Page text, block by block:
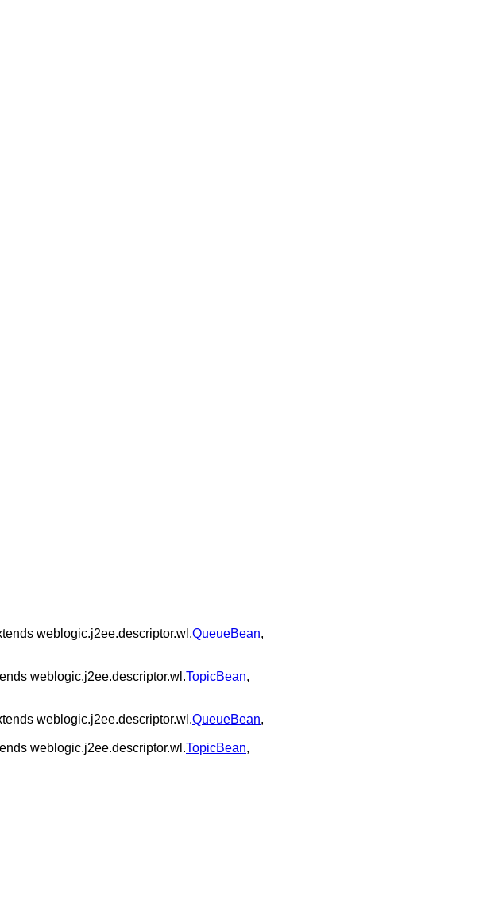
weblogic.j2ee.descriptor.wl.QueueBean,
weblogic.j2ee.descriptor.wl.TopicBean,
weblogic.j2ee.descriptor.wl.QueueBean,
weblogic.j2ee.descriptor.wl.TopicBean,